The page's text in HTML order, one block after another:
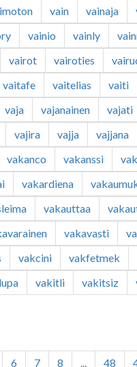
vain vainaja
vainio vainly
vairot vairoties
vaitafe vaitelias vaiti
vaja vajanainen vajati
vajira vajja vajjana
vakanco vakanssi
vakardiena
vakauttaa
vakavasti
vakcini vakfetmek
vakitli vakitsiz
6 7 8 ... 48